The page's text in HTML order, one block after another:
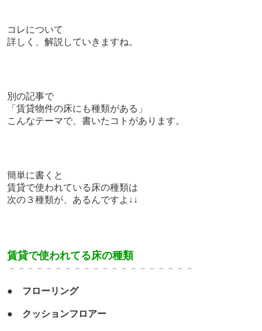
コレについて
詳しく、解説していきますね。
別の記事で
「賃貸物件の床にも種類がある」
こんなテーマで、書いたコトがあります。
簡単に書くと
賃貸で使われている床の種類は
次の３種類が、あるんですよ↓↓
賃貸で使われてる床の種類
－－－－－－－－－－－－－ －－－－－－－
● フローリング
● クッションフロアー